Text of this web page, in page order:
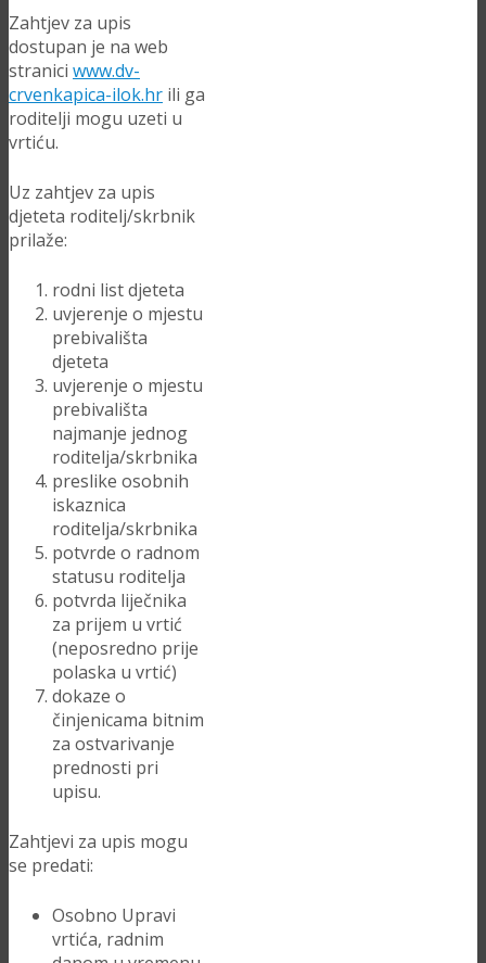
Zahtjev za upis
dostupan je na web
stranici www.dv-
crvenkapica-ilok.hr ili ga
roditelji mogu uzeti u
vrtiću.
Uz zahtjev za upis
djeteta roditelj/skrbnik
prilaže:
rodni list djeteta
uvjerenje o mjestu
prebivališta
djeteta
uvjerenje o mjestu
prebivališta
najmanje jednog
roditelja/skrbnika
preslike osobnih
iskaznica
roditelja/skrbnika
potvrde o radnom
statusu roditelja
potvrda liječnika
za prijem u vrtić
(neposredno prije
polaska u vrtić)
dokaze o
činjenicama bitnim
za ostvarivanje
prednosti pri
upisu.
Zahtjevi za upis mogu
se predati:
Osobno Upravi
vrtića, radnim